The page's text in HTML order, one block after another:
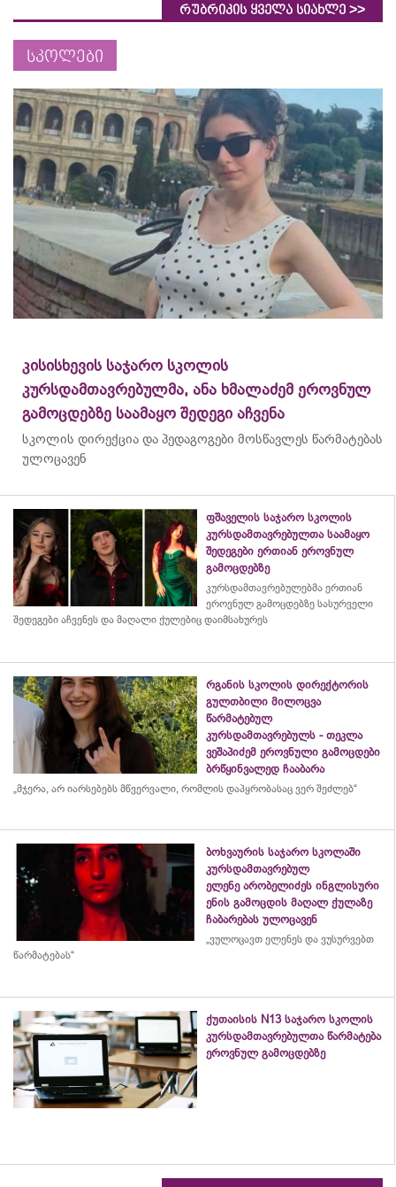
რუბრიკის ყველა სიახლე >>
სკოლები
კისისხევის საჯარო სკოლის
კურსდამთავრებულმა, ანა ხმალაძემ ეროვნულ
გამოცდებზე საამაყო შედეგი აჩვენა
სკოლის დირექცია და პედაგოგები მოსწავლეს წარმატებას
ულოცავენ
ფშაველის საჯარო სკოლის
კურსდამთავრებულთა საამაყო
შედეგები ერთიან ეროვნულ
გამოცდებზე
კურსდამთავრებულებმა ერთიან
ეროვნულ გამოცდებზე სასურველი
შედეგები აჩვენეს და მაღალი ქულებიც დაიმსახურეს
რგანის სკოლის დირექტორის
გულთბილი მილოცვა
წარმატებულ
კურსდამთავრებულს - თეკლა
ვეშაპიძემ ეროვნული გამოცდები
ბრწყინვალედ ჩააბარა
„მჯერა, არ იარსებებს მწვერვალი, რომლის დაპყრობასაც ვერ შეძლებ“
ბოხვაურის საჯარო სკოლაში
კურსდამთავრებულ
ელენე არობელიძეს ინგლისური
ენის გამოცდის მაღალ ქულაზე
ჩაბარებას ულოცავენ
„ვულოცავთ ელენეს და ვუსურვებთ
წარმატებას“
ქუთაისის N13 საჯარო სკოლის
კურსდამთავრებულთა წარმატება
ეროვნულ გამოცდებზე